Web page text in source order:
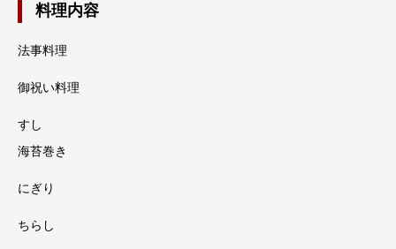
料理内容
法事料理
御祝い料理
すし
海苔巻き
にぎり
ちらし